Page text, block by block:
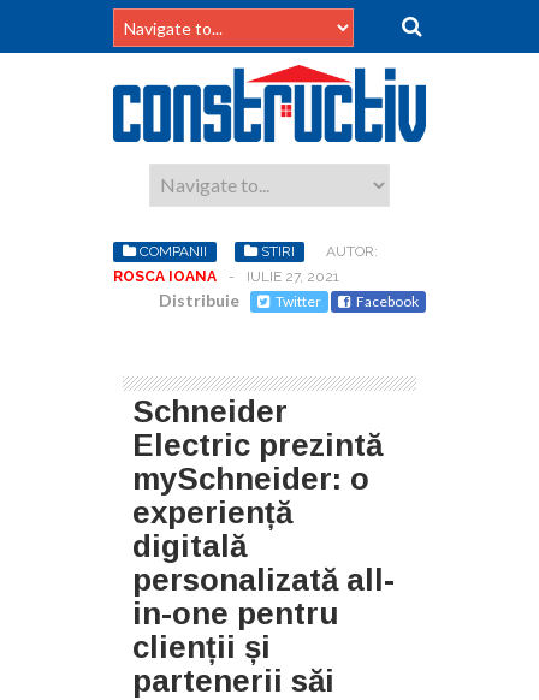
COMPANII STIRI
AUTOR:
ROSCA IOANA
- IULIE 27, 2021
Distribuie Twitter Facebook
Schneider
Electric prezintă
mySchneider: o
experiență
digitală
personalizată all-
in-one pentru
clienții și
partenerii săi